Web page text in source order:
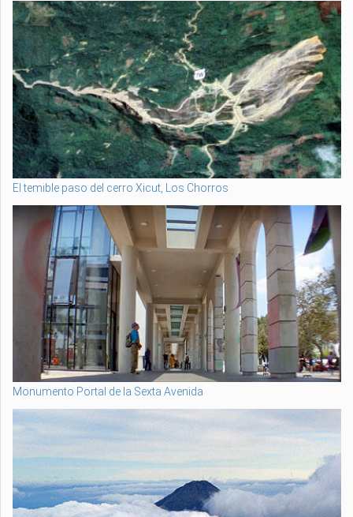
El temible paso del cerro Xicut, Los Chorros
Monumento Portal de la Sexta Avenida